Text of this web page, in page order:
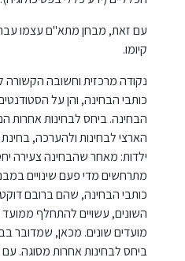
עם זאת, מבחן מתא"ם עצמו עבר
קיומו.
נקודה מרכזית וחשובה
כותבי הבחינה, והן על
הבחינה. ביחס לבחינות אחרות
הארצי לבחינות ולהערכה,
ילדות: מאחר שהבחינה צעירה
מתרחשים מדי פעם שינויים
כותבי הבחינה, שהם ברובם
השונים, עשויים להתחלף ממועד
מועדים שונים. מכאן, שמדובר
ביחס לבחינות אחרות מסוגה.